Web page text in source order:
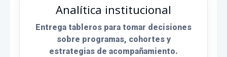
Analítica institucional
Entrega tableros para tomar decisiones
sobre programas, cohortes y
estrategias de acompañamiento.